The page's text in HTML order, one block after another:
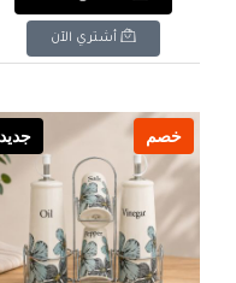
Hammered Stainless
Steel Cookware Set -
أشتري الآن
خصم جديد